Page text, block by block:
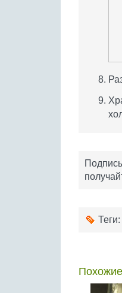
Теги: